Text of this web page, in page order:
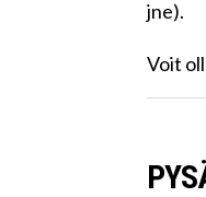
jne).
Voit